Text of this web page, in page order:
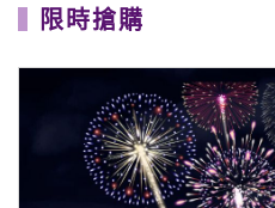
限時搶購